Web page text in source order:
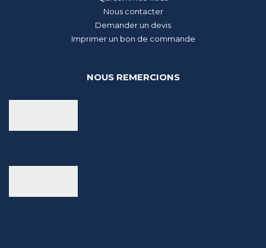
Nous contacter
Demander un devis
Imprimer un bon de commande
NOUS REMERCIONS